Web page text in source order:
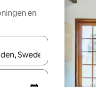
en
maak je een keuze met